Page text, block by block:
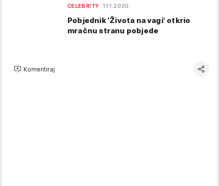
CELEBRITY 11.1.2020.
Pobjednik 'Života na vagi' otkrio
mračnu stranu pobjede
Komentiraj